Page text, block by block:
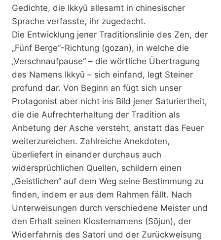
Gedichte, die Ikkyū allesamt in chinesischer
Sprache verfasste, ihr zugedacht.
Die Entwicklung jener Traditionslinie des Zen, der
„Fünf Berge“-Richtung (gozan), in welche die
„Verschnaufpause“ – die wörtliche Übertragung
des Namens Ikkyū – sich einfand, legt Steiner
profund dar. Von Beginn an fügt sich unser
Protagonist aber nicht ins Bild jener Saturiertheit,
die die Aufrechterhaltung der Tradition als
Anbetung der Asche versteht, anstatt das Feuer
weiterzureichen. Zahlreiche Anekdoten,
überliefert in einander durchaus auch
widersprüchlichen Quellen, schildern einen
„Geistlichen“ auf dem Weg seine Bestimmung zu
finden, indem er aus dem Rahmen fällt. Nach
Unterweisungen durch verschiedene Meister und
den Erhalt seinen Klosternamens (Sōjun), der
Widerfahrnis des Satori und der Zurückweisung